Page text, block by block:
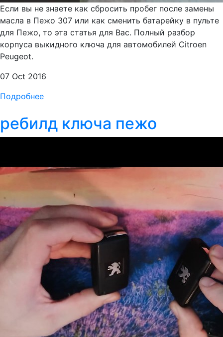
Если вы не знаете как сбросить пробег после замены
масла в Пежо 307 или как сменить батарейку в пульте
для Пежо, то эта статья для Вас. Полный разбор
корпуса выкидного ключа для автомобилей Citroen
Peugeot.
07 Oct 2016
Подробнее
ребилд ключа пежо